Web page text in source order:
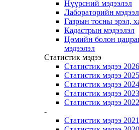
Нүүрсний мэдээлэл
Лабораторийн
Газрын тосны эрэл,
Кадастрын мэдээлэл
Цөмийн болон
мэдээлэл
Статистик мэдээ
Статистик мэдээ
Статистик мэдээ
Статистик мэдээ
Статистик мэдээ
Статистик мэдээ
-
Статистик мэдээ